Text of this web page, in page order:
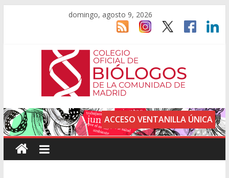
domingo, agosto 9, 2026
ACCESO VENTANILLA ÚNICA